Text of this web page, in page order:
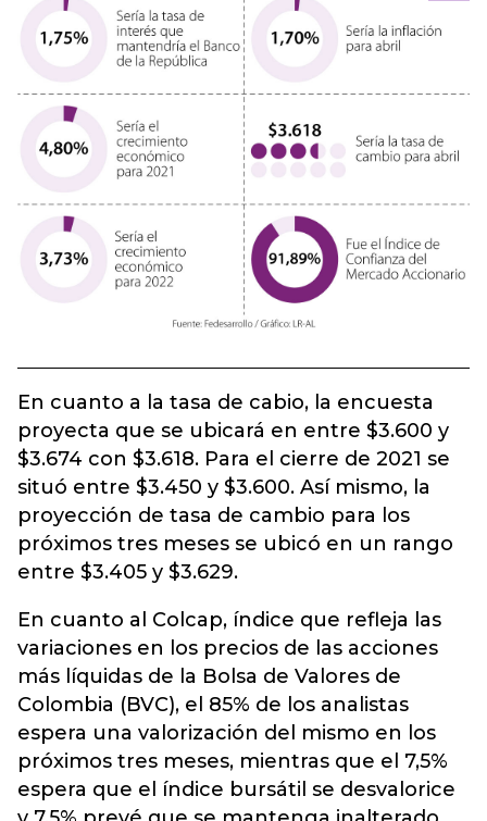
En cuanto a la tasa de cabio, la encuesta
proyecta que se ubicará en entre $3.600 y
$3.674 con $3.618. Para el cierre de 2021 se
situó entre $3.450 y $3.600. Así mismo, la
proyección de tasa de cambio para los
próximos tres meses se ubicó en un rango
entre $3.405 y $3.629.
En cuanto al Colcap, índice que refleja las
variaciones en los precios de las acciones
más líquidas de la Bolsa de Valores de
Colombia (BVC), el 85% de los analistas
espera una valorización del mismo en los
próximos tres meses, mientras que el 7,5%
espera que el índice bursátil se desvalorice